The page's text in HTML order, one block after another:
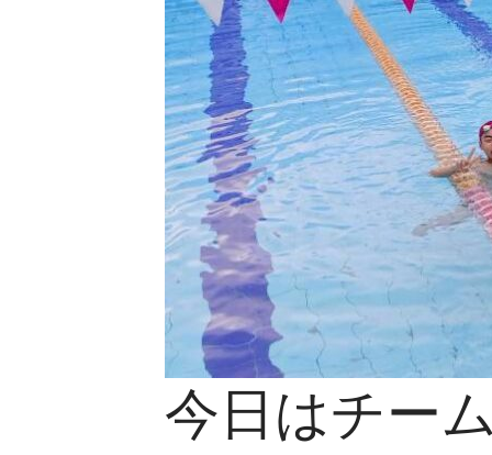
今日はチー